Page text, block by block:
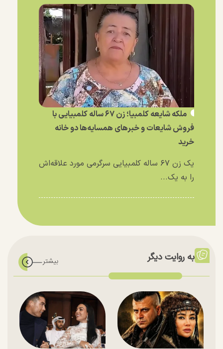
ملکه شایعه کلمبیا؛ زن ۶۷ ساله کلمبیایی با
فروش شایعات و خبر‌های همسایه‌ها دو خانه
خرید
یک زن ۶۷ ساله کلمبیایی سرگرمی مورد علاقه‌اش
را به یک...
به روایت دیگر